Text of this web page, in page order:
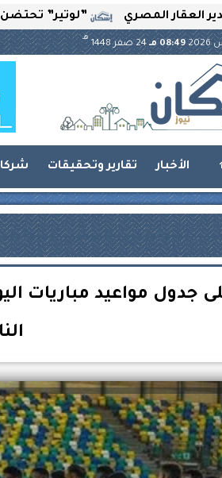
”لوتير” تحتضن العالم..
08:49 مـ 24 صفر 1448
هـ
الأخبار تقارير وتحقيقات